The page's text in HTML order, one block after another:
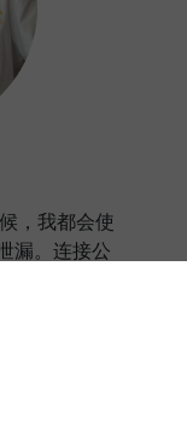
，我都会使
漏。连接公